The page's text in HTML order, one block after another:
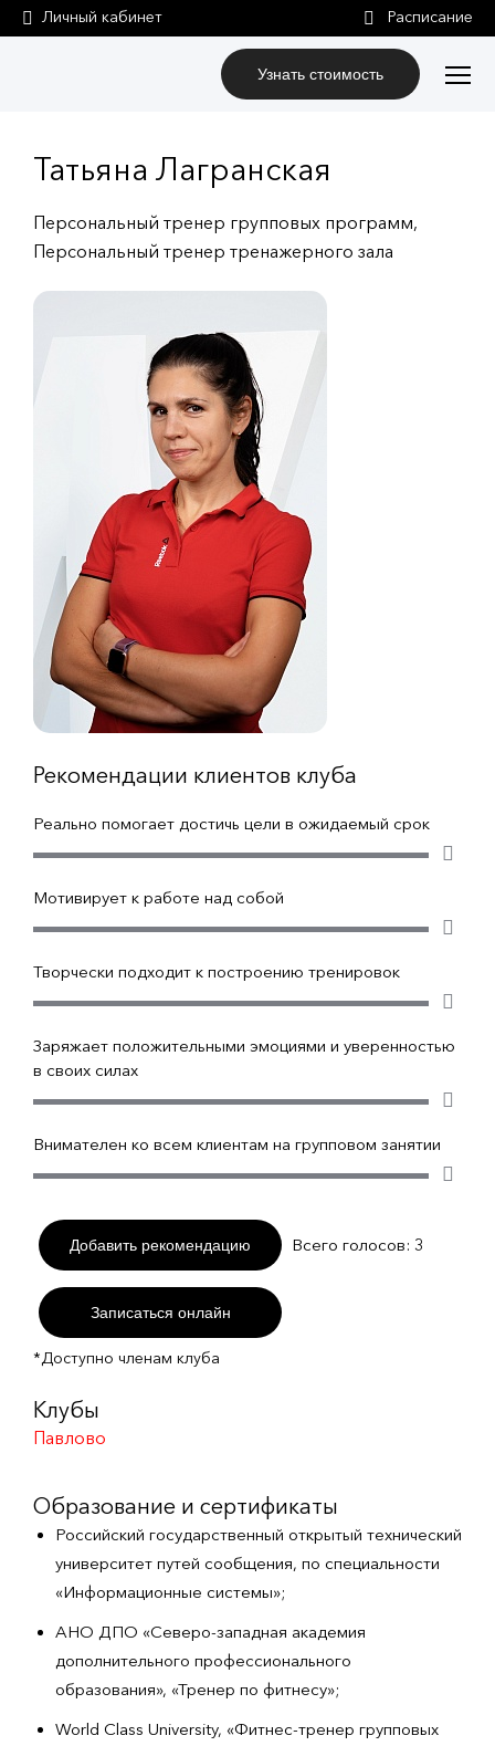
Личный кабинет
Узнать стоимость
Татьяна Лагранская
Персональный тренер групповых программ,
Персональный тренер тренажерного зала
Рекомендации клиентов клуба
Реально помогает достичь цели в ожидаемый срок
Мотивирует к работе над собой
Творчески подходит к построению тренировок
Заряжает положительными эмоциями и уверенностью
в своих силах
Внимателен ко всем клиентам на групповом занятии
Добавить рекомендацию Всего голосов: 3
Записаться онлайн
*Доступно членам клуба
Клубы
Павлово
Образование и сертификаты
Российский государственный открытый технический
университет путей сообщения, по специальности
«Информационные системы»;
АНО ДПО «Северо-западная академия
дополнительного профессионального
образования», «Тренер по фитнесу»;
World Class University, «Фитнес-тренер групповых